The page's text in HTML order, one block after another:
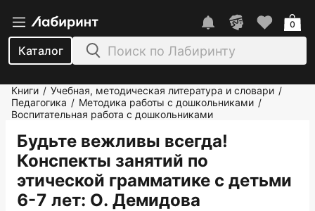
Каталог
0
Книги / Учебная, методическая литература и словари /
Педагогика / Методика работы с дошкольниками /
Воспитательная работа с дошкольниками
Будьте вежливы всегда!
Конспекты занятий по
этической грамматике с детьми
6-7 лет: О. Демидова